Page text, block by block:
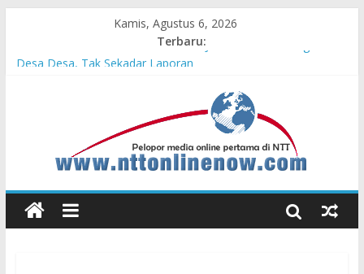
Kamis, Agustus 6, 2026
Terbaru:
Hasil KKN Kolaborasi UGM-Undana Jadi Pedoman Bangun
Kelurahan Manuaman Gelar Beragam Lomba Meriahkan HUT
Pengadaan Kapal PPA Perkuat Kemampuan Pertahanan Udara
TNI AL Hadapi Ancaman Maritim Modern
Cahaya Kemerdekaan di Nonotbatan: Listrik Masuk Desa, PLN
Honda AT Family Day Semarakkan 11 Kota di Jawa Timur